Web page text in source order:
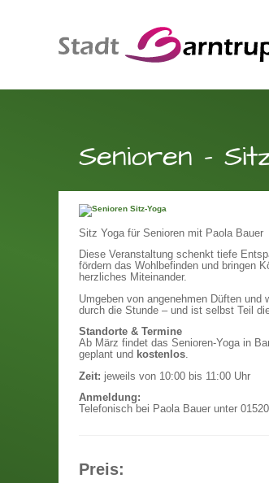
Senioren -
Sitz Yoga für Senioren mit Paola Bauer
Diese Veranstaltung schenkt tiefe
fördern das Wohlbefinden und bringen
herzliches Miteinander.
Umgeben von angenehmen Düften und
durch die Stunde – und ist selbst Teil
Standorte & Termine
Ab März findet das Senioren-Yoga in
geplant und kostenlos.
Zeit: jeweils von 10:00 bis 11:00 Uhr
Anmeldung:
Telefonisch bei Paola Bauer unter
Preis: